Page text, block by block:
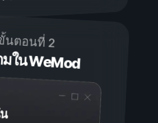
นตอนที่ 2
มใน WeMod